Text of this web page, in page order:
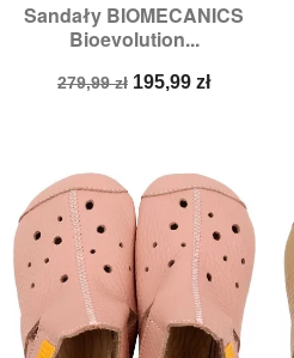
Sandały BIOMECANICS
Bioevolution...
Cena
279,99 zł Cena
195,99 zł